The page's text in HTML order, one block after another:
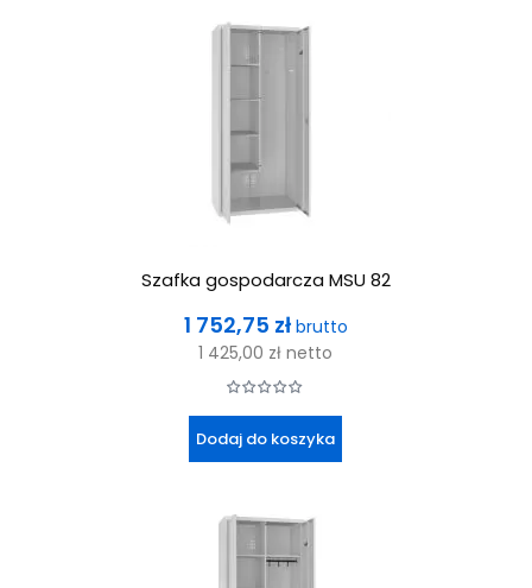
Szafka gospodarcza MSU 82
Cena
1 752,75 zł brutto
1 425,00 zł netto
Dodaj do koszyka